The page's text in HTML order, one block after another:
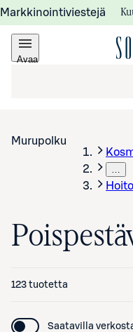
Markkinointiviestejä
Avaa
Murupolku
…
123 tuotetta
Saatavilla